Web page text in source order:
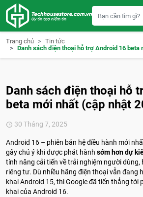
o
Trang chủ
Tin tức
Danh sách điện thoại hỗ trợ Android 16 beta
Danh sách điện thoại hỗ
beta mới nhất (cập nhật
30 Tháng 7, 2025
Android 16 – phiên bản hệ điều hành mới
gây chú ý khi được phát hành sớm hơn dự
tính năng cải tiến về trải nghiệm người dùng,
riêng tư. Dù nhiều hãng điện thoại vẫn đang
khai Android 15, thì Google đã tiến thẳng tới
khai của Android 16.